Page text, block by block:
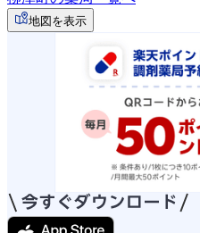
地図を表示